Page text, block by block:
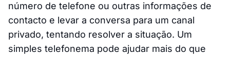
número de telefone ou outras informações de
contacto e levar a conversa para um canal
privado, tentando resolver a situação. Um
simples telefonema pode ajudar mais do que